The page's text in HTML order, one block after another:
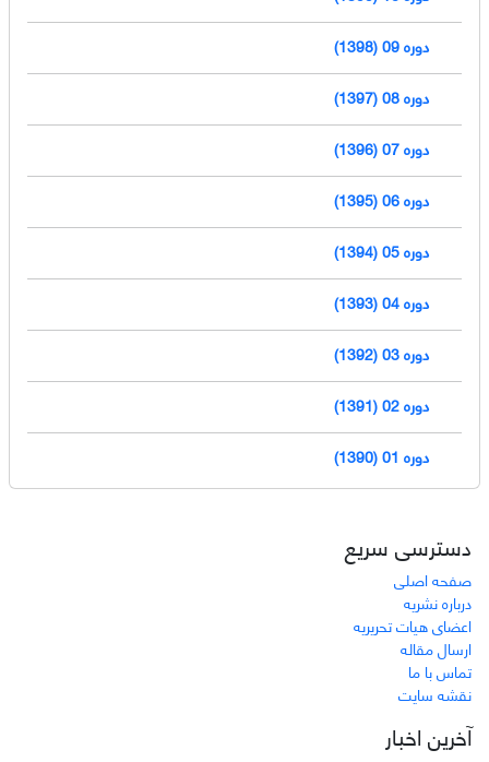
دوره 09 (1398)
دوره 08 (1397)
دوره 07 (1396)
دوره 06 (1395)
دوره 05 (1394)
دوره 04 (1393)
دوره 03 (1392)
دوره 02 (1391)
دوره 01 (1390)
دسترسی سریع
صفحه اصلی
درباره نشریه
اعضای هیات تحریریه
ارسال مقاله
تماس با ما
نقشه سایت
آخرین اخبار